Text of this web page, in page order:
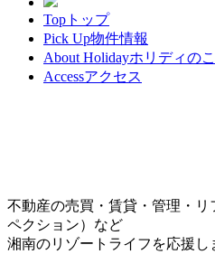
Top トップ
Pick Up物件情報
About Holidayホリディの
Accessアクセス
不動産の売買・賃貸・管理・
ペクション）など
湘南のリゾートライフを応援し